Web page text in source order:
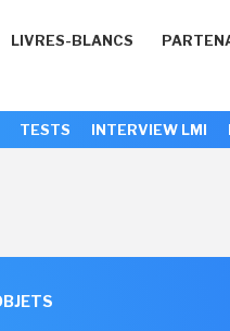
LIVRES-BLANCS
TESTS INTERVIEW LMI